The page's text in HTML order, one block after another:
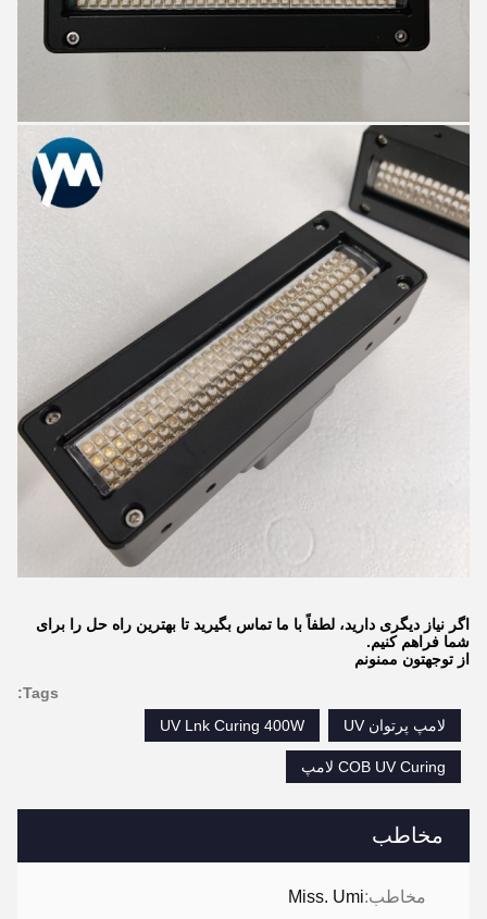
مخاطب
مخاطب:Miss. Umi
اگر نیاز دیگری دارید، لطفاً با ما تماس بگیرید تا بهترین راه حل را برای
شما فراهم کنیم.
از توجهتون ممنونم
Tags:
لامپ پرتوان UV
UV Lnk Curing 400W
COB UV Curing لامپ